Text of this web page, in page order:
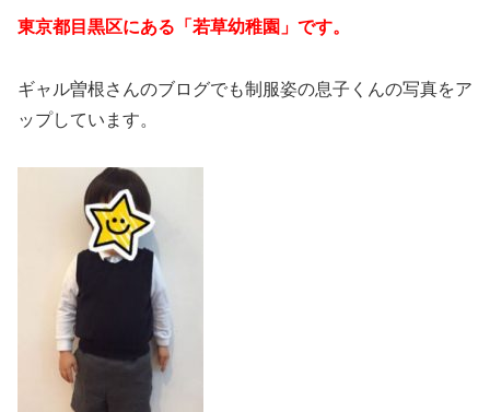
東京都目黒区にある「若草幼稚園」です。
ギャル曽根さんのブログでも制服姿の息子くんの写真をア
ップしています。